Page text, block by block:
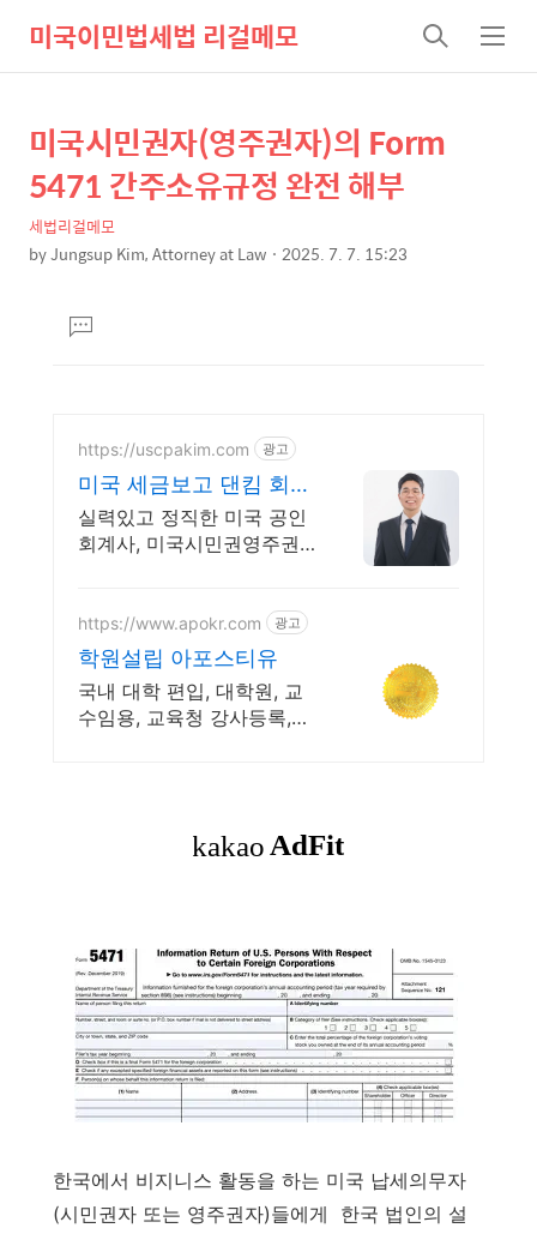
미국이민법세법 리걸메모
검
색
메
뉴
상
세
컨
텐
본
제
목
미국시민권자(영주권자)의 Form
5471 간주소유규정 완전 해부
세법리걸메모
byJungsup Kim, Attorney at Law 2025. 7. 7. 15:23
댓
글
https://uscpakim.com 광고
미국 세금보고 댄킴 회계
사
실력있고 정직한 미국 공인
회계사, 미국시민권영주권
https://www.apokr.com 광고
학원설립 아포스티유
국내 대학 편입, 대학원, 교
수임용, 교육청 강사등록,
한국에서 비지니스 활동을 하는 미국 납세의무자
(시민권자 또는 영주권자)들에게 한국 법인의 설